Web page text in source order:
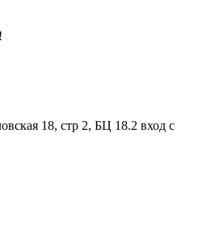
18, стр 2, БЦ 18.2 вход с